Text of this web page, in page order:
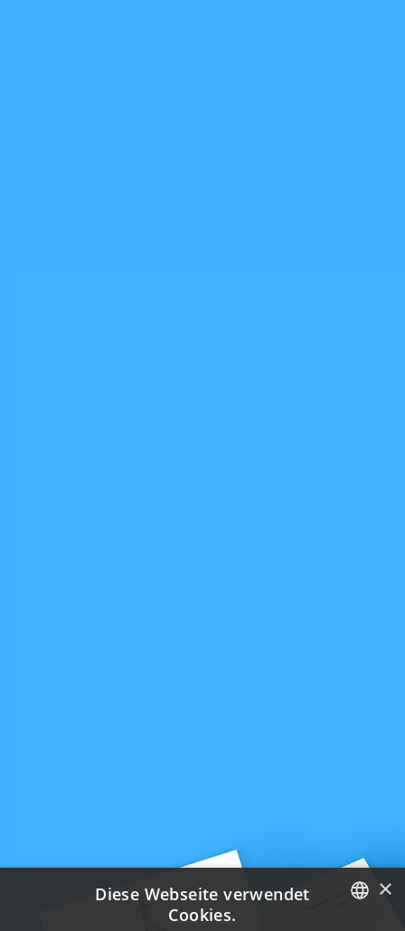
×
Diese Webseite verwendet
Cookies.